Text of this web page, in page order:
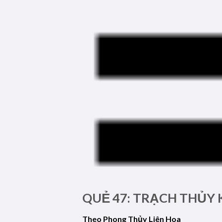
QUẺ 47: TRẠCH THỦY
Theo Phong Thủy Liên Hoa